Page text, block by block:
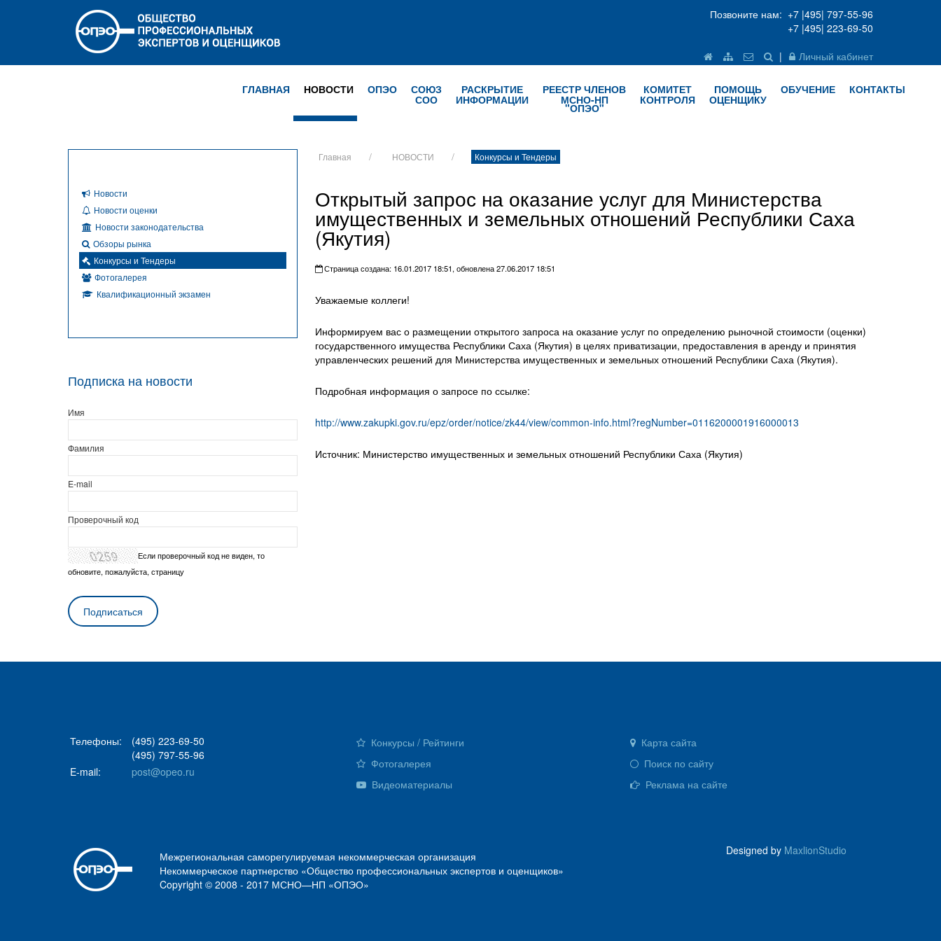
Позвоните нам: +7 |495| 797-55-96
+7 |495| 223-69-50
|
Личный кабинет
ГЛАВНАЯ НОВОСТИ ОПЭО СОЮЗ
СОО
РАСКРЫТИЕ
ИНФОРМАЦИИ
РЕЕСТР ЧЛЕНОВ
МСНО-НП
"ОПЭО"
КОМИТЕТ
КОНТРОЛЯ
ПОМОЩЬ
ОЦЕНЩИКУ
ОБУЧЕНИЕ КОНТАКТЫ
Главная НОВОСТИ Конкурсы и Тендеры
Открытый запрос на оказание услуг для Министерства
имущественных и земельных отношений Республики Саха
(Якутия)
Страница создана: 16.01.2017 18:51, обновлена 27.06.2017 18:51
Уважаемые коллеги!
Информируем вас о размещении открытого запроса на оказание услуг по определению рыночной стоимости (оценки)
государственного имущества Республики Саха (Якутия) в целях приватизации, предоставления в аренду и принятия
управленческих решений для Министерства имущественных и земельных отношений Республики Саха (Якутия).
Подробная информация о запросе по ссылке:
http://www.zakupki.gov.ru/epz/order/notice/zk44/view/common-info.html?regNumber=0116200001916000013
Источник: Министерство имущественных и земельных отношений Республики Саха (Якутия)
Новости
Новости оценки
Новости законодательства
Обзоры рынка
Конкурсы и Тендеры
Фотогалерея
Квалификационный экзамен
Подписка на новости
Имя
Фамилия
E-mail
Проверочный код
Если проверочный код не виден, то
обновите, пожалуйста, страницу
Телефоны:
(495) 223-69-50
(495) 797-55-96
E-mail:
post@opeo.ru
Конкурсы / Рейтинги
Фотогалерея
Видеоматериалы
Карта сайта
Поиск по сайту
Реклама на сайте
Межрегиональная саморегулируемая некоммерческая организация
Некоммерческое партнерство «Общество профессиональных экспертов и оценщиков»
Copyright © 2008 - 2017 МСНО—НП «ОПЭО»
Designed by MaxlionStudio